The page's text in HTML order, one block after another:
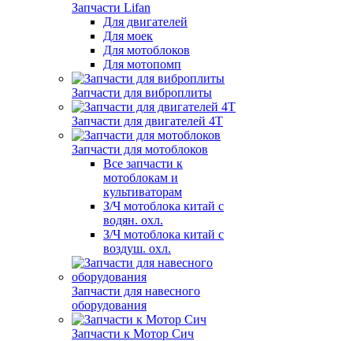
Запчасти Lifan
Для двигателей
Для моек
Для мотоблоков
Для мотопомп
Запчасти для виброплиты
Запчасти для двигателей 4Т
Запчасти для мотоблоков
Все запчасти к
мотоблокам и
культиваторам
З/Ч мотоблока китай с
водян. охл.
З/Ч мотоблока китай с
воздуш. охл.
Запчасти для навесного
оборудования
Запчасти к Мотор Сич